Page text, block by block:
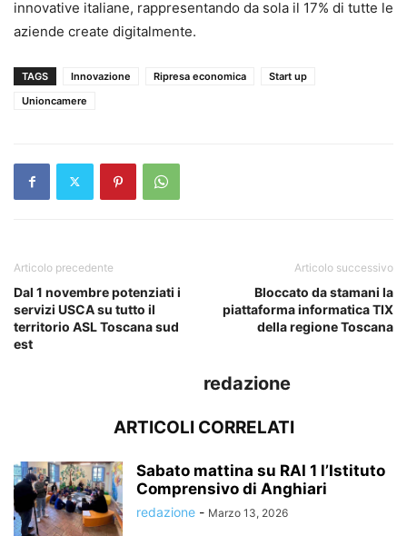
innovative italiane, rappresentando da sola il 17% di tutte le
aziende create digitalmente.
TAGS Innovazione Ripresa economica
Start up
Unioncamere
Articolo precedente
Dal 1 novembre potenziati i
servizi USCA su tutto il
territorio ASL Toscana sud
est
Articolo successivo
Bloccato da stamani la
piattaforma informatica TIX
della regione Toscana
redazione
ARTICOLI CORRELATI
Sabato mattina su RAI 1 l’Istituto
Comprensivo di Anghiari
redazione - Marzo 13, 2026